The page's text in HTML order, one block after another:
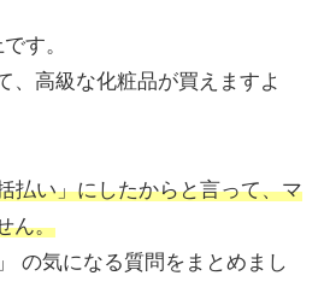
す。
、高級な化粧品が買えますよ
払い」にしたからと言って、マ
ん。
の気になる質問をまとめまし